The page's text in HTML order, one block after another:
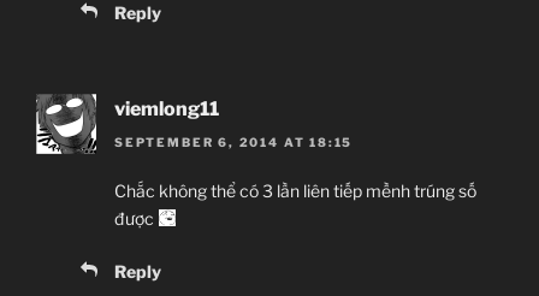
Reply
viemlong11
SEPTEMBER 6, 2014 AT 18:15
Chắc không thể có 3 lần liên tiếp mềnh trúng số
được
Reply